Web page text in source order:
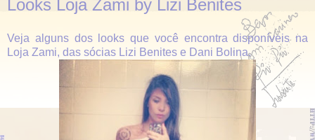
Looks Loja Zami by Lizi Benites
Veja alguns dos looks que você encontra disponíveis na
Loja Zami, das sócias Lizi Benites e Dani Bolina.